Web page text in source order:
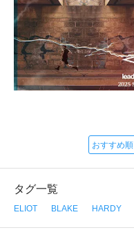
おすすめ順
タグ一覧
ELIOT BLAKE HARDY